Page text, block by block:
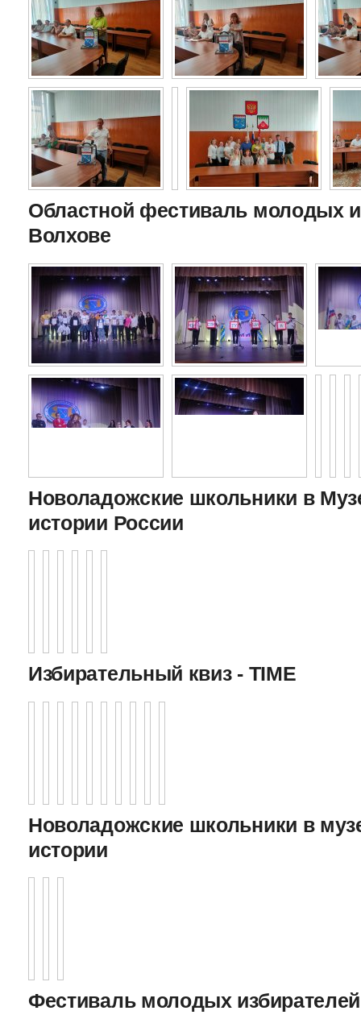
Областной фестиваль молодых
Волхове
Новоладожские школьники в
истории России
Избирательный квиз - TIME
Новоладожские школьники в
истории
Фестиваль молодых избирателей